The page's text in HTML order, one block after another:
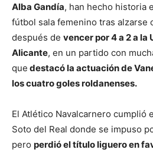
Alba Gandía, han hecho historia
fútbol sala femenino tras alzarse
después de vencer por 4 a 2 a la
Alicante, en un partido con
que destacó la actuación de
los cuatro goles roldanenses.
El Atlético Navalcarnero cumplió
Soto del Real donde se impuso
pero perdió el título liguero en